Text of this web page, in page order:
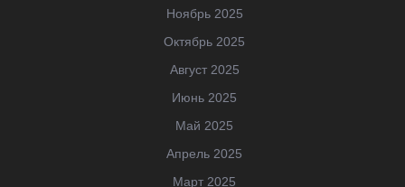
Ноябрь 2025
Октябрь 2025
Август 2025
Июнь 2025
Май 2025
Апрель 2025
Март 2025